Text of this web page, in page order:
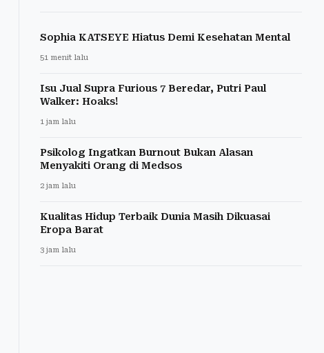
Sophia KATSEYE Hiatus Demi Kesehatan Mental
51 menit lalu
Isu Jual Supra Furious 7 Beredar, Putri Paul
Walker: Hoaks!
1 jam lalu
Psikolog Ingatkan Burnout Bukan Alasan
Menyakiti Orang di Medsos
2 jam lalu
Kualitas Hidup Terbaik Dunia Masih Dikuasai
Eropa Barat
3 jam lalu